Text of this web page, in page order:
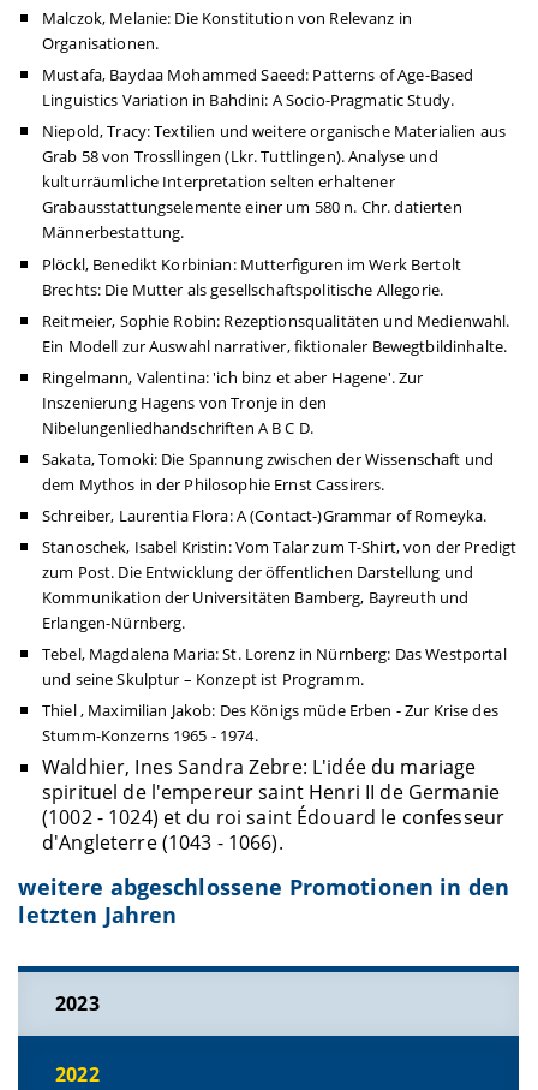
Malczok, Melanie: Die Konstitution von Relevanz in
Organisationen.
Mustafa, Baydaa Mohammed Saeed: Patterns of Age-Based
Linguistics Variation in Bahdini: A Socio-Pragmatic Study.
Niepold, Tracy: Textilien und weitere organische Materialien aus
Grab 58 von Trossllingen (Lkr. Tuttlingen). Analyse und
kulturräumliche Interpretation selten erhaltener
Grabausstattungselemente einer um 580 n. Chr. datierten
Männerbestattung.
Plöckl, Benedikt Korbinian: Mutterfiguren im Werk Bertolt
Brechts: Die Mutter als gesellschaftspolitische Allegorie.
Reitmeier, Sophie Robin: Rezeptionsqualitäten und Medienwahl.
Ein Modell zur Auswahl narrativer, fiktionaler Bewegtbildinhalte.
Ringelmann, Valentina: 'ich binz et aber Hagene'. Zur
Inszenierung Hagens von Tronje in den
Nibelungenliedhandschriften A B C D.
Sakata, Tomoki: Die Spannung zwischen der Wissenschaft und
dem Mythos in der Philosophie Ernst Cassirers.
Schreiber, Laurentia Flora: A (Contact-)Grammar of Romeyka.
Stanoschek, Isabel Kristin: Vom Talar zum T-Shirt, von der Predigt
zum Post. Die Entwicklung der öffentlichen Darstellung und
Kommunikation der Universitäten Bamberg, Bayreuth und
Erlangen-Nürnberg.
Tebel, Magdalena Maria: St. Lorenz in Nürnberg: Das Westportal
und seine Skulptur – Konzept ist Programm.
Thiel , Maximilian Jakob: Des Königs müde Erben - Zur Krise des
Stumm-Konzerns 1965 - 1974.
Waldhier, Ines Sandra Zebre: L'idée du mariage
spirituel de l'empereur saint Henri II de Germanie
(1002 - 1024) et du roi saint Édouard le confesseur
d'Angleterre (1043 - 1066).
weitere abgeschlossene Promotionen in den
letzten Jahren
2023
2022